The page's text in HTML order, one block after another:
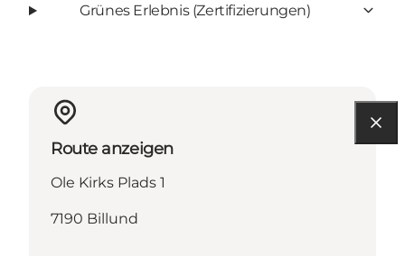
Grünes Erlebnis (Zertifizierungen)
Route anzeigen
Ole Kirks Plads 1
7190 Billund